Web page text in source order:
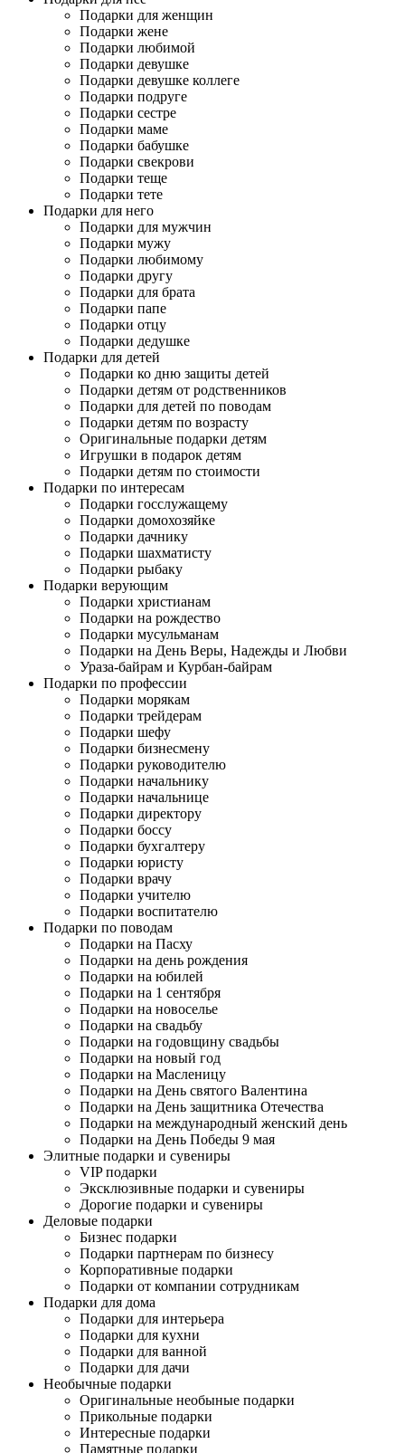
Подарки для женщин
Подарки жене
Подарки любимой
Подарки девушке
Подарки девушке коллеге
Подарки подруге
Подарки сестре
Подарки маме
Подарки бабушке
Подарки свекрови
Подарки теще
Подарки тете
Подарки для него
Подарки для мужчин
Подарки мужу
Подарки любимому
Подарки другу
Подарки для брата
Подарки папе
Подарки отцу
Подарки дедушке
Подарки для детей
Подарки ко дню защиты детей
Подарки детям от родственников
Подарки для детей по поводам
Подарки детям по возрасту
Оригинальные подарки детям
Игрушки в подарок детям
Подарки детям по стоимости
Подарки по интересам
Подарки госслужащему
Подарки домохозяйке
Подарки дачнику
Подарки шахматисту
Подарки рыбаку
Подарки верующим
Подарки христианам
Подарки на рождество
Подарки мусульманам
Подарки на День Веры, Надежды и Любви
Ураза-байрам и Курбан-байрам
Подарки по профессии
Подарки морякам
Подарки трейдерам
Подарки шефу
Подарки бизнесмену
Подарки руководителю
Подарки начальнику
Подарки начальнице
Подарки директору
Подарки боссу
Подарки бухгалтеру
Подарки юристу
Подарки врачу
Подарки учителю
Подарки воспитателю
Подарки по поводам
Подарки на Пасху
Подарки на день рождения
Подарки на юбилей
Подарки на 1 сентября
Подарки на новоселье
Подарки на свадьбу
Подарки на годовщину свадьбы
Подарки на новый год
Подарки на Масленицу
Подарки на День святого Валентина
Подарки на День защитника Отечества
Подарки на международный женский день
Подарки на День Победы 9 мая
Элитные подарки и сувениры
VIP подарки
Эксклюзивные подарки и сувениры
Дорогие подарки и сувениры
Деловые подарки
Бизнес подарки
Подарки партнерам по бизнесу
Корпоративные подарки
Подарки от компании сотрудникам
Подарки для дома
Подарки для интерьера
Подарки для кухни
Подарки для ванной
Подарки для дачи
Необычные подарки
Оригинальные необыные подарки
Прикольные подарки
Интересные подарки
Памятные подарки